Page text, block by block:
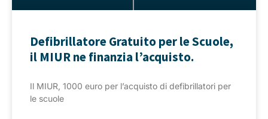
Defibrillatore Gratuito per le Scuole,
il MIUR ne finanzia l’acquisto.
Il MIUR, 1000 euro per l’acquisto di defibrillatori per
le scuole